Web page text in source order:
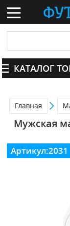
КАТАЛОГ
Главная
Мужская
Артикул:2031